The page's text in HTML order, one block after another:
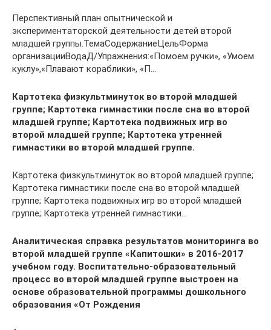
Перспективный план опытнической и
экспериментаторской деятельности детей второй
младшей группы.ТемаСодержаниеЦельФорма
организацииВодаД/Упражнения:«Помоем ручки», «Умоем
куклу»,«Плавают кораблики», «П…
Картотека физкультминуток во второй младшей
группе; Картотека гимнастики после сна во второй
младшей группе; Картотека подвижных игр во
второй младшей группе; Картотека утренней
гимнастики во второй младшей группе.
Картотека физкультминуток во второй младшей группе;
Картотека гимнастики после сна во второй младшей
группе; Картотека подвижных игр во второй младшей
группе; Картотека утренней гимнастики…
Аналитическая справка результатов мониторинга во
второй младшей группе «Капитошки» в 2016-2017
учебном году. Воспитательно-образовательный
процесс во второй младшей группе выстроен на
основе образовательной программы дошкольного
образования «От Рождения